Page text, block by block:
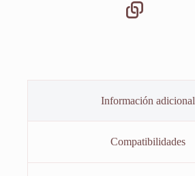
Información adicional
Compatibilidades